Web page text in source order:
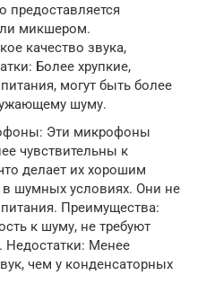
предоставляется
микшером.
качество звука,
Более хрупкие,
могут быть более
шуму.
Эти микрофоны
чувствительны к
делает их хорошим
шумных условиях. Они не
Преимущества:
к шуму, не требуют
Недостатки: Менее
чем у конденсаторных